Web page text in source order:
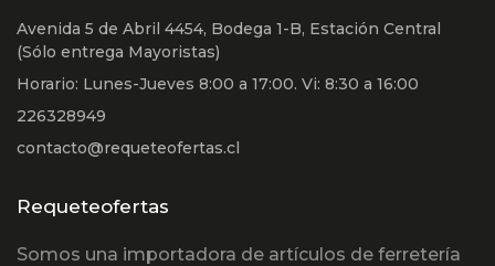
Avenida 5 de Abril 4454, Bodega 1-B, Estación Central
(Sólo entrega Mayoristas)
Horario: Lunes-Jueves 8:00 a 17:00. Vi: 8:30 a 16:00
226328949
contacto@requeteofertas.cl
Requeteofertas
Somos una importadora de artículos de ferretería